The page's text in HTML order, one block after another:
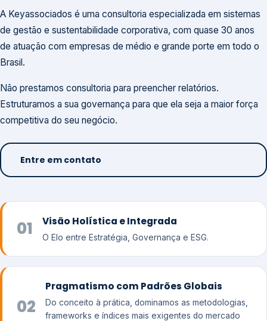
A Keyassociados é uma consultoria especializada em sistemas
de gestão e sustentabilidade corporativa, com quase 30 anos
de atuação com empresas de médio e grande porte em todo o
Brasil.
Não prestamos consultoria para preencher relatórios.
Estruturamos a sua governança para que ela seja a maior força
competitiva do seu negócio.
Entre em contato
01 Visão Holística e Integrada
O Elo entre Estratégia, Governança e ESG.
02
Pragmatismo com Padrões Globais
Do conceito à prática, dominamos as metodologias,
frameworks e índices mais exigentes do mercado